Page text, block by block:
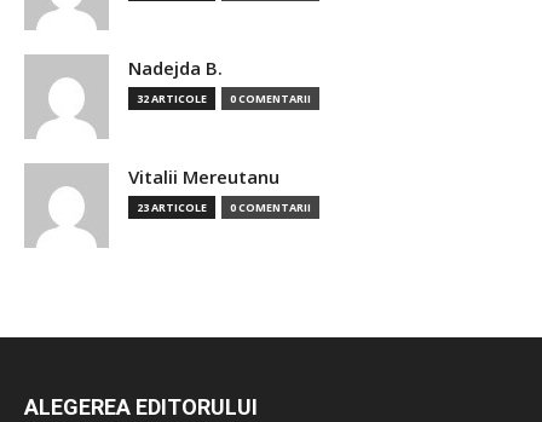
Nadejda B.
32 ARTICOLE 0 COMENTARII
Vitalii Mereutanu
23 ARTICOLE 0 COMENTARII
ALEGEREA EDITORULUI